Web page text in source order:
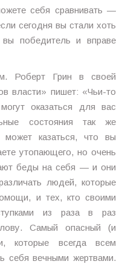
себя сравнивать —
сегодня вы стали хоть
победитель и вправе
Роберт Грин в своей
власти» пишет: «Чьи-то
оказаться для вас
состояния так же
казаться, что вы
утопающего, но очень
беды на себя — и они
людей, которые
и тех, кто своими
из раза в раз
Самый опасный (и
всегда всем
себя вечными жертвами.